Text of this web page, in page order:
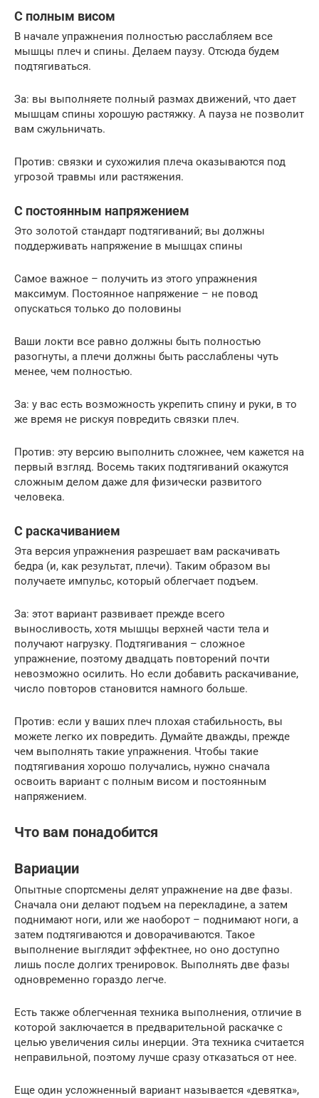
С полным висом
В начале упражнения полностью расслабляем все
мышцы плеч и спины. Делаем паузу. Отсюда будем
подтягиваться.
За: вы выполняете полный размах движений, что дает
мышцам спины хорошую растяжку. А пауза не позволит
вам сжульничать.
Против: связки и сухожилия плеча оказываются под
угрозой травмы или растяжения.
С постоянным напряжением
Это золотой стандарт подтягиваний; вы должны
поддерживать напряжение в мышцах спины
Самое важное – получить из этого упражнения
максимум. Постоянное напряжение – не повод
опускаться только до половины
Ваши локти все равно должны быть полностью
разогнуты, а плечи должны быть расслаблены чуть
менее, чем полностью.
За: у вас есть возможность укрепить спину и руки, в то
же время не рискуя повредить связки плеч.
Против: эту версию выполнить сложнее, чем кажется на
первый взгляд. Восемь таких подтягиваний окажутся
сложным делом даже для физически развитого
человека.
С раскачиванием
Эта версия упражнения разрешает вам раскачивать
бедра (и, как результат, плечи). Таким образом вы
получаете импульс, который облегчает подъем.
За: этот вариант развивает прежде всего
выносливость, хотя мышцы верхней части тела и
получают нагрузку. Подтягивания – сложное
упражнение, поэтому двадцать повторений почти
невозможно осилить. Но если добавить раскачивание,
число повторов становится намного больше.
Против: если у ваших плеч плохая стабильность, вы
можете легко их повредить. Думайте дважды, прежде
чем выполнять такие упражнения. Чтобы такие
подтягивания хорошо получались, нужно сначала
освоить вариант с полным висом и постоянным
напряжением.
Что вам понадобится
Вариации
Опытные спортсмены делят упражнение на две фазы.
Сначала они делают подъем на перекладине, а затем
поднимают ноги, или же наоборот – поднимают ноги, а
затем подтягиваются и доворачиваются. Такое
выполнение выглядит эффектнее, но оно доступно
лишь после долгих тренировок. Выполнять две фазы
одновременно гораздо легче.
Есть также облегченная техника выполнения, отличие в
которой заключается в предварительной раскачке с
целью увеличения силы инерции. Эта техника считается
неправильной, поэтому лучше сразу отказаться от нее.
Еще один усложненный вариант называется «девятка»,